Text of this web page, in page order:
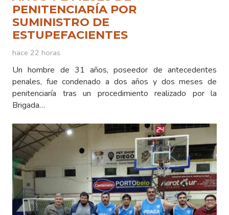
PENITENCIARÍA POR
SUMINISTRO DE
ESTUPEFACIENTES
hace 22 horas
Un hombre de 31 años, poseedor de antecedentes
penales, fue condenado a dos años y dos meses de
penitenciaría tras un procedimiento realizado por la
Brigada…